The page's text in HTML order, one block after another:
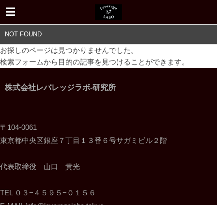
NOT FOUND
お探しのページは見つかりませんでした。
検索フォームから目的の記事を見つけることができます。
株式会社レバレッジラボ-研究所
〒104-0061
東京都中央区銀座７丁目１３番６号サガミビル２階
代表取締役 山口 貴光
TEL ０３−４５９５−０１５６